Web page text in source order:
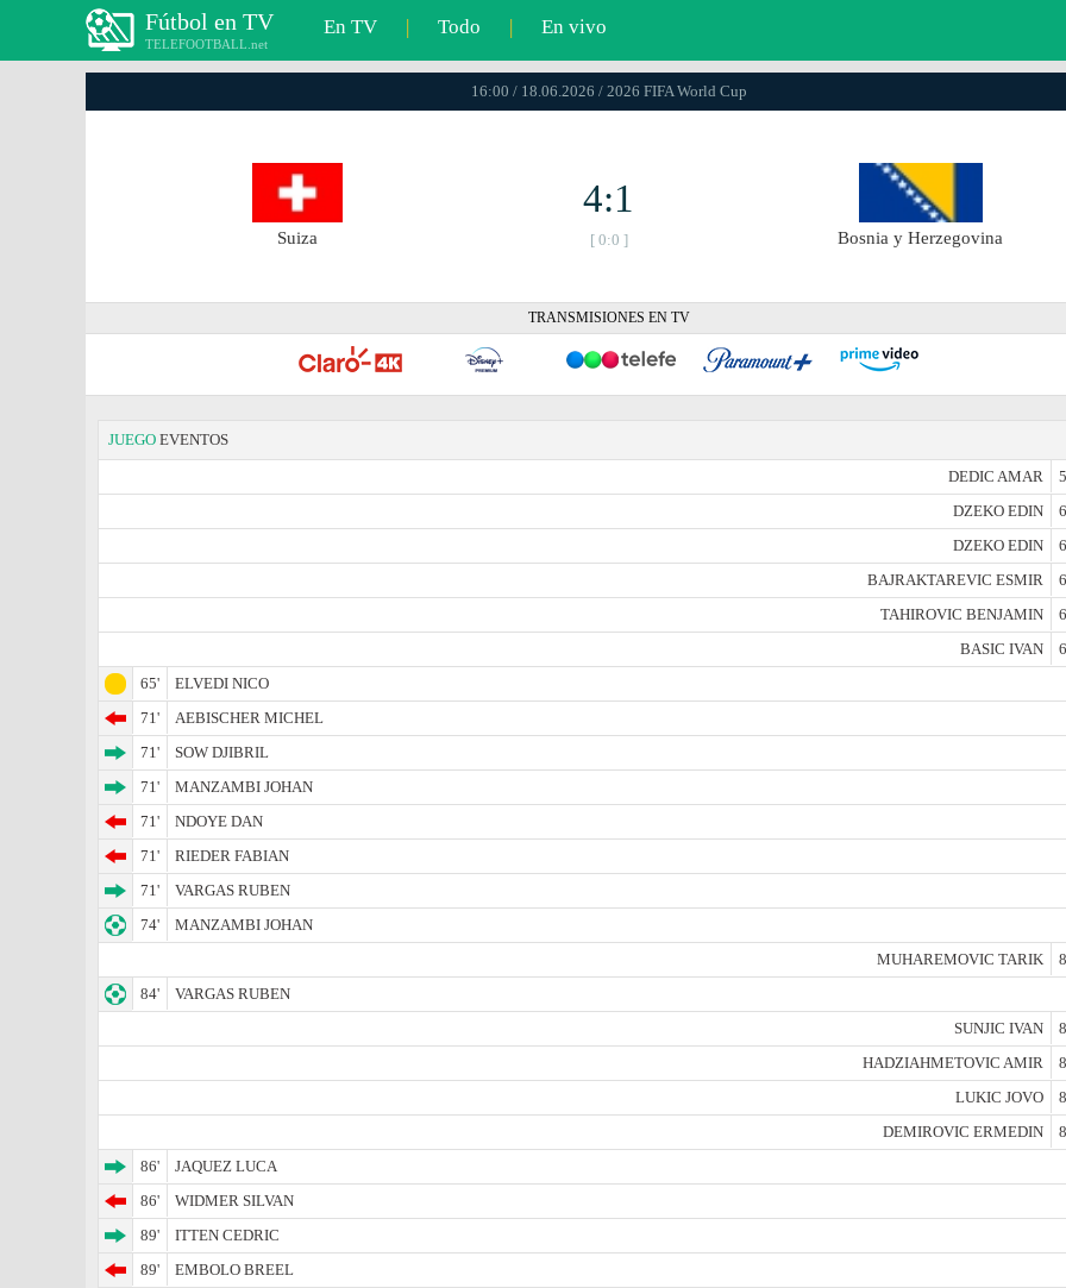
Fútbol en TV
TELEFOOTBALL.net
En TV | Todo | En vivo
16:00 / 18.06.2026 / 2026 FIFA World Cup
Suiza
4:1
[ 0:0 ] Bosnia y Herzegovina
TRANSMISIONES EN TV
JUEGO EVENTOS
DEDIC AMAR
DZEKO EDIN
DZEKO EDIN
BAJRAKTAREVIC ESMIR
TAHIROVIC BENJAMIN
BASIC IVAN
65'
ELVEDI NICO
71'
AEBISCHER MICHEL
71'
SOW DJIBRIL
71'
MANZAMBI JOHAN
71'
NDOYE DAN
71'
RIEDER FABIAN
71'
VARGAS RUBEN
74'
MANZAMBI JOHAN
MUHAREMOVIC TARIK
84'
VARGAS RUBEN
SUNJIC IVAN
HADZIAHMETOVIC AMIR
LUKIC JOVO
DEMIROVIC ERMEDIN
86'
JAQUEZ LUCA
86'
WIDMER SILVAN
89'
ITTEN CEDRIC
89'
EMBOLO BREEL